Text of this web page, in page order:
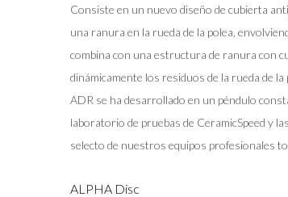
Consiste en un nuevo diseño de cubierta
una ranura en la rueda de la polea,
combina con una estructura de ranura con
dinámicamente los residuos de la rueda de
ADR se ha desarrollado en un péndulo
laboratorio de pruebas de CeramicSpeed ​​y
selecto de nuestros equipos profesionales
ALPHA Disc